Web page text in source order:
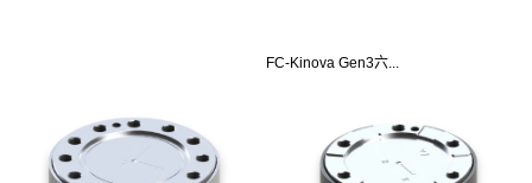
FC-Kinova Gen3六...